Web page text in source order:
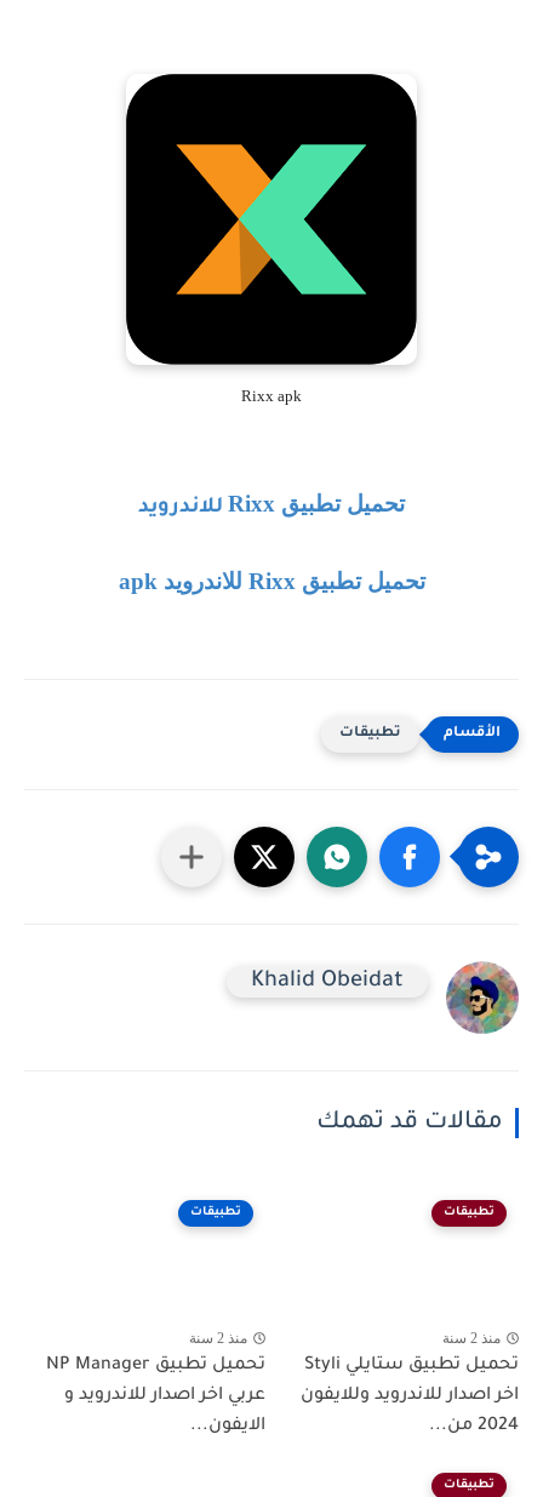
Rixx apk
تحميل تطبيق Rixx للاندرويد
تحميل تطبيق Rixx للاندرويد apk
تطبيقات
Khalid Obeidat
مقالات قد تهمك
تطبيقات
منذ 2 سنة
تحميل تطبيق ستايلي Styli
اخر اصدار للاندرويد وللايفون
2024 من...
تطبيقات
منذ 2 سنة
تحميل تطبيق NP Manager
عربي اخر اصدار للاندرويد و
الايفون...
تطبيقات